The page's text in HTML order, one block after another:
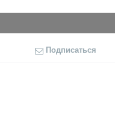
Подписаться